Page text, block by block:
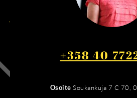
+358 40
OsoiteSoukankuja 7 C 70,